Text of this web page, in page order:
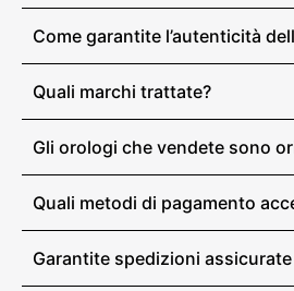
Come garantite l’autenticità
Quali marchi trattate?
Gli orologi che vendete sono
Quali metodi di pagamento
Garantite spedizioni